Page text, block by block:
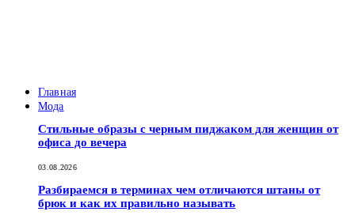
Главная
Мода
Стильные образы с черным пиджаком для женщин от
офиса до вечера
03.08.2026
Разбираемся в терминах чем отличаются штаны от
брюк и как их правильно называть